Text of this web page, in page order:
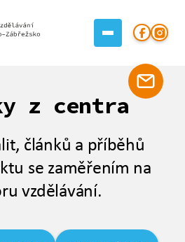
z centra
článků a příběhů
se zaměřením na
vzdělávání.